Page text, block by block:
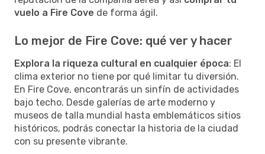
vuelo a Fire Cove de forma ágil.
Lo mejor de Fire Cove: qué ver y hacer
Explora la riqueza cultural en cualquier época: El
clima exterior no tiene por qué limitar tu diversión.
En Fire Cove, encontrarás un sinfín de actividades
bajo techo. Desde galerías de arte moderno y
museos de talla mundial hasta emblemáticos sitios
históricos, podrás conectar la historia de la ciudad
con su presente vibrante.